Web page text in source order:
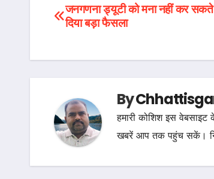
Post
जनगणना ड्यूटी को मना नहीं कर सकते
दिया बड़ा फैसला
By
हमारी कोशिश इस
खबरें आप तक पहुंच सकें।